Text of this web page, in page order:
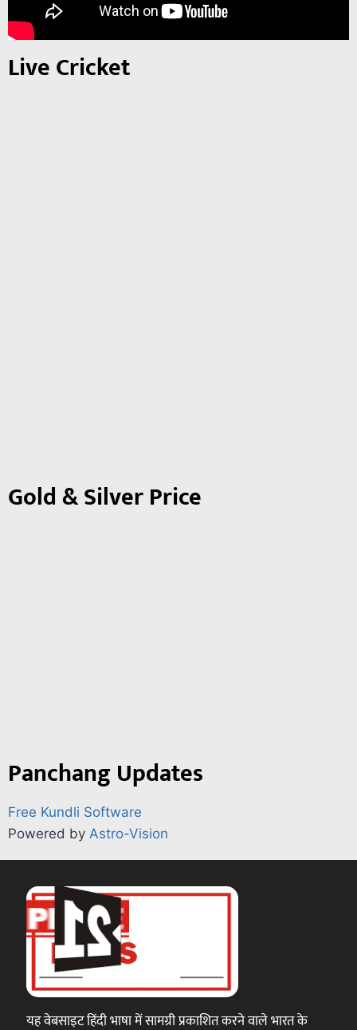
Live Cricket
Gold & Silver Price
Panchang Updates
Free Kundli Software
Powered by Astro-Vision
यह वेबसाइट हिंदी भाषा में सामग्री प्रकाशित करने वाले भारत के